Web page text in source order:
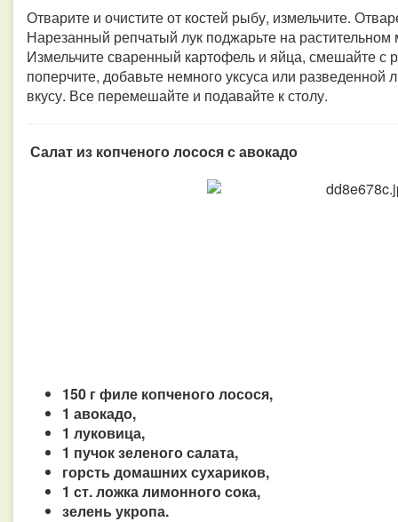
Отварите и очистите от костей рыбу, измельчите.
Нарезанный репчатый лук поджарьте на растительном
Измельчите сваренный картофель и яйца, смешайте с
поперчите, добавьте немного уксуса или
вкусу. Все перемешайте и подавайте к столу.
Салат из копченого лосося с авокадо
150 г филе копченого лосося,
1 авокадо,
1 луковица,
1 пучок зеленого салата,
горсть домашних сухариков,
1 ст. ложка лимонного сока,
зелень укропа.